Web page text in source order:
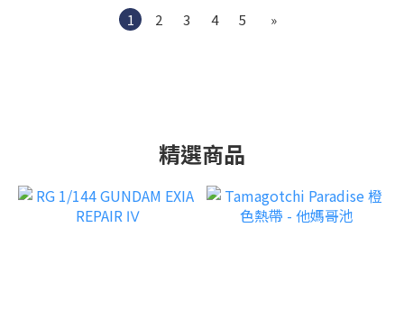
1 2 3 4 5 »
精選商品